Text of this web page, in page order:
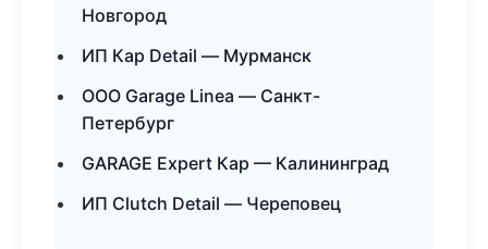
Новгород
ИП Кар Detail — Мурманск
ООО Garage Linea — Санкт-
Петербург
GARAGE Expert Кар — Калининград
ИП Clutch Detail — Череповец